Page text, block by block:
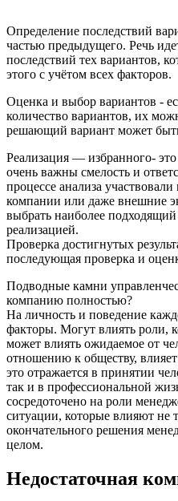
Определение последствий
частью предыдущего. Речь
последствий тех вариантов,
этого с учётом всех факторов.
Оценка и выбор вариантов -
количество вариантов, их
решающий вариант может
Реализация — избранного- это
очень важны смелость и
процессе анализа участвовали
компании или даже внешние
выбрать наиболее
реализацией.
Проверка достигнутых
последующая проверка и
Подводные камни
компанию полностью?
На личность и поведение
факторы. Могут влиять роли,
может влиять ожидаемое от
отношению к обществу,
это отражается в принятии
так и в профессиональной
сосредоточено на роли
ситуации, которые влияют не
окончательного решения
целом.
Недостаточная